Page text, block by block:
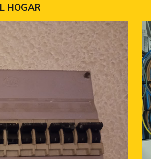
HOGAR